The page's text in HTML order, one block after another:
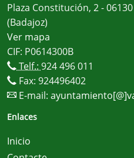
Plaza Constitución, 2 -
(Badajoz)
Ver mapa
CIF: P0614300B
Telf.: 924 496 011
Fax: 924496402
E-mail:
Enlaces
Inicio